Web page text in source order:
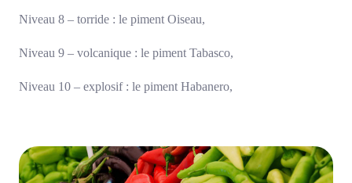
Niveau 8 – torride : le piment Oiseau,
Niveau 9 – volcanique : le piment Tabasco,
Niveau 10 – explosif : le piment Habanero,